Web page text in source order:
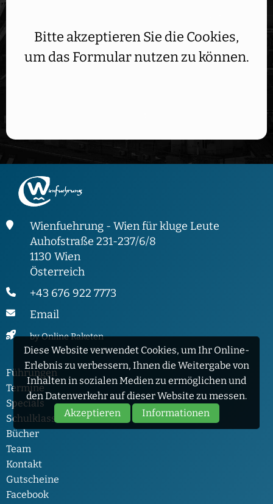
Diese Website verwendet Cookies, um Ihr Online-
Erlebnis zu verbessern, Ihnen die Weitergabe von
Inhalten in sozialen Medien zu ermöglichen und
den Datenverkehr auf dieser Website zu messen.
Akzeptieren
Informationen
Bitte akzeptieren Sie die Cookies,
um das Formular nutzen zu können.
Wienfuehrung - Wien für kluge Leute
Auhofstraße 231-237/6/8
1130 Wien
Österreich
+43 676 922 7773
Email
by Online Raketen
Führungen
Termine
Specials
Schulklassen
Bücher
Team
Kontakt
Gutscheine
Facebook